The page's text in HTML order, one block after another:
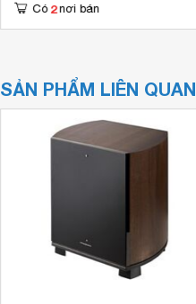
Có 2 nơi bán
SẢN PHẨM LIÊN QUAN